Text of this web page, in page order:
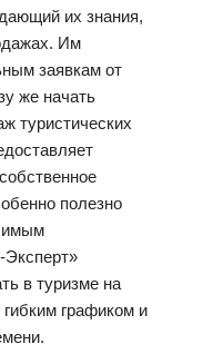
их знания,
Им
заявкам от
же начать
туристических
полезно
Эксперт»
в туризме на
графиком и